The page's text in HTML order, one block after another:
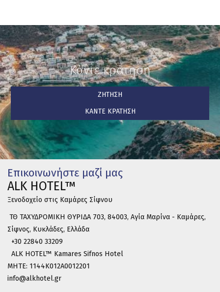
Κάντε κράτηση
ΖΉΤΗΣΗ
ΚΆΝΤΕ ΚΡΆΤΗΣΗ
Επικοινωνήστε μαζί μας
ALK HOTEL™
Ξενοδοχείο στις Καμάρες Σίφνου
ΤΘ ΤΑΧΥΔΡΟΜΙΚΗ ΘΥΡΙΔΑ 703, 84003, Αγία Μαρίνα - Καμάρες,
Σίφνος, Κυκλάδες, Ελλάδα
+30 22840 33209
ALK HOTEL™ Kamares Sifnos Hotel
MHTE: 1144K012A0012201
info@alkhotel.gr